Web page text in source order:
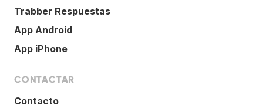
Trabber Respuestas
App Android
App iPhone
CONTACTAR
Contacto